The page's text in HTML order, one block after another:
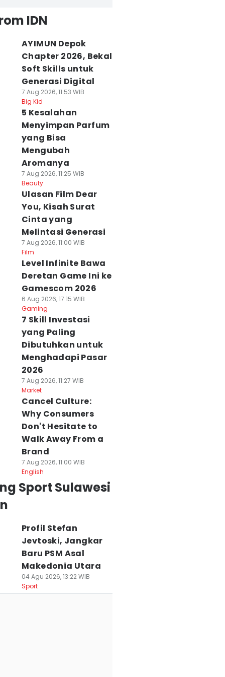
IDN
AYIMUN Depok
Chapter 2026, Bekal
Soft Skills untuk
Generasi Digital
7 Aug 2026, 11:53 WIB
Big Kid
5 Kesalahan
Menyimpan Parfum
yang Bisa
Mengubah
Aromanya
7 Aug 2026, 11:25 WIB
Beauty
Ulasan Film Dear
You, Kisah Surat
Cinta yang
Melintasi Generasi
7 Aug 2026, 11:00 WIB
Film
Level Infinite Bawa
Deretan Game Ini ke
Gamescom 2026
6 Aug 2026, 17:15 WIB
Gaming
7 Skill Investasi
yang Paling
Dibutuhkan untuk
Menghadapi Pasar
2026
7 Aug 2026, 11:27 WIB
Market
Cancel Culture:
Why Consumers
Don't Hesitate to
Walk Away From a
Brand
7 Aug 2026, 11:00 WIB
English
Sport Sulawesi
Profil Stefan
Jevtoski, Jangkar
Baru PSM Asal
Makedonia Utara
04 Agu 2026, 13:22 WIB
Sport